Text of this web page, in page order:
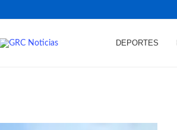
DEPORTES